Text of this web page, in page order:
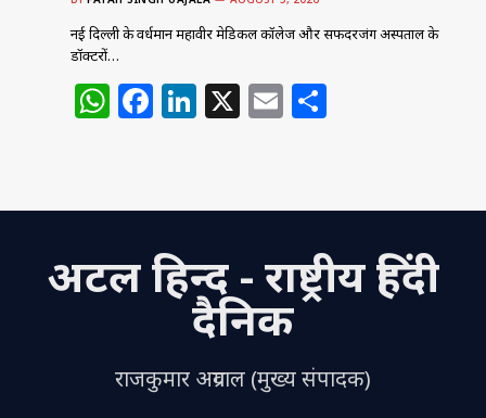
नई दिल्ली के वर्धमान महावीर मेडिकल कॉलेज और सफदरजंग अस्पताल के
डॉक्टरों…
W
s
p
p
F
e
o
o
Li
e
n
X E
l e
अटल हिन्द - राष्ट्रीय हिंदी
दैनिक
राजकुमार अग्रवाल (मुख्य संपादक)